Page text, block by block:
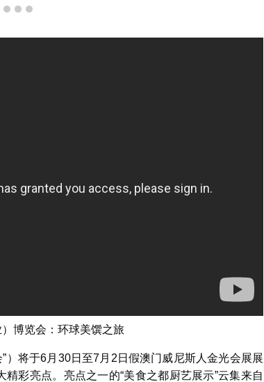
（效果图）
5 6 7
博览会：环球美馔之旅
）将于6月30日至7月2日假澳门威尼斯人金光会展展
彩亮点。亮点之一的“美食之都厨艺展示”云集来自